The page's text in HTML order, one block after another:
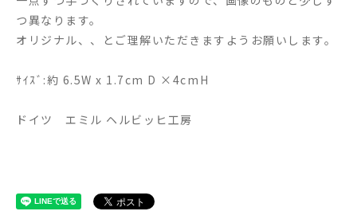
つ異なります。
オリジナル、、とご理解いただきますようお願いします。
ｻｲｽﾞ:約 6.5W x 1.7cm D ×4cmH
ドイツ エミル ヘルビッヒ工房